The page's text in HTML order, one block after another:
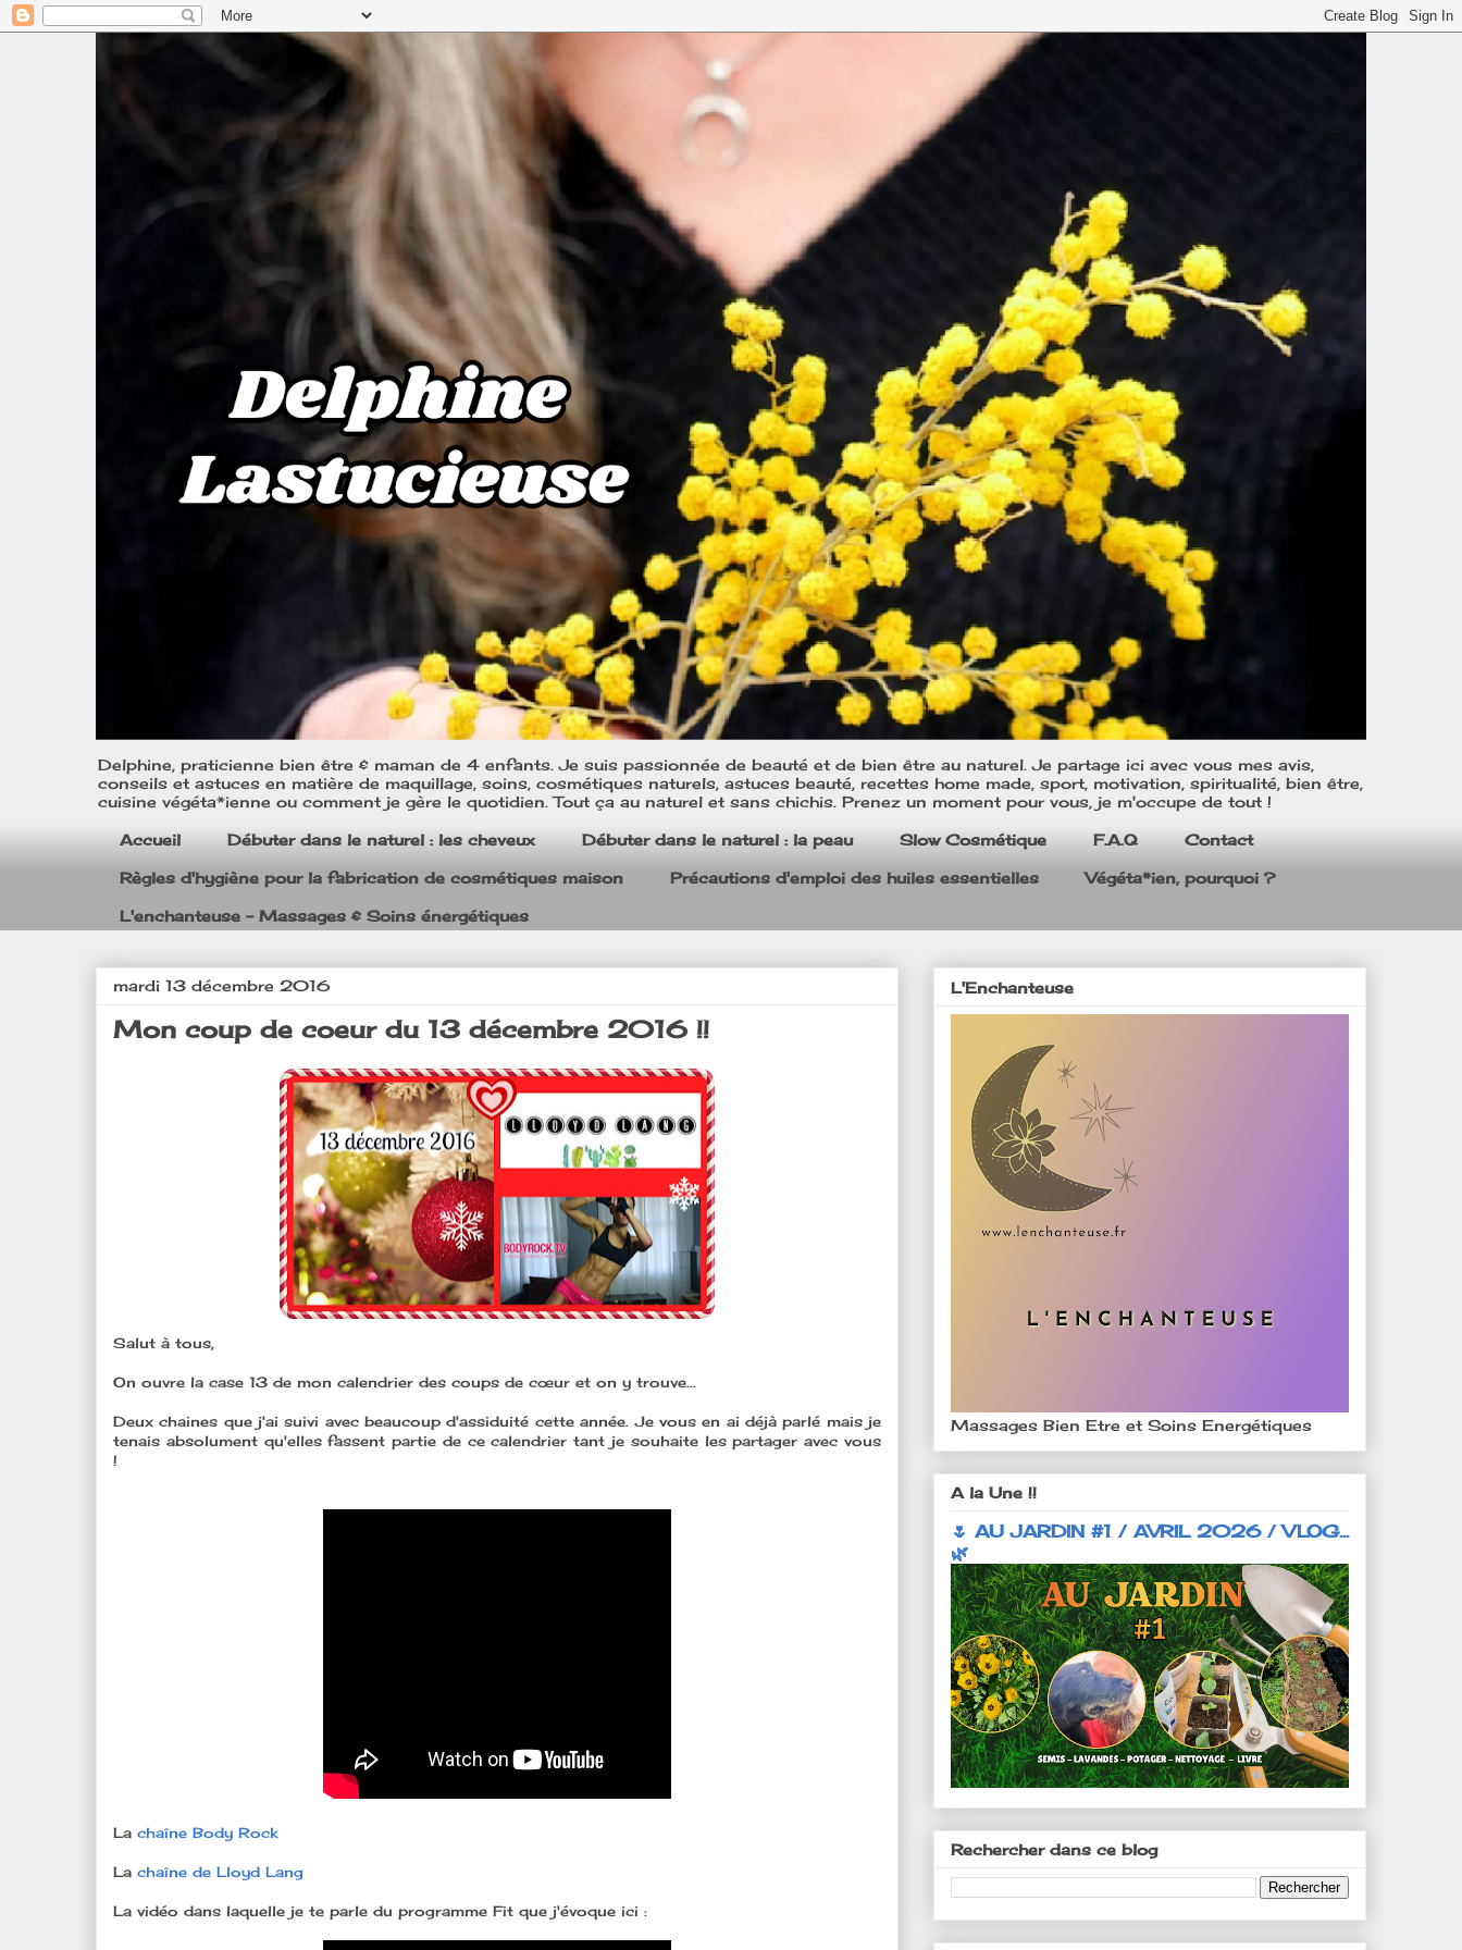
Delphine, praticienne bien être & maman de 4 enfants. Je suis passionnée de beauté et de bien être au naturel. Je partage ici avec vous mes avis,
conseils et astuces en matière de maquillage, soins, cosmétiques naturels, astuces beauté, recettes home made, sport, motivation, spiritualité, bien être,
cuisine végéta*ienne ou comment je gère le quotidien. Tout ça au naturel et sans chichis. Prenez un moment pour vous, je m'occupe de tout !
Accueil Débuter dans le naturel : les cheveux Débuter dans le naturel : la peau Slow Cosmétique F.A.Q Contact
Règles d'hygiène pour la fabrication de cosmétiques maison Précautions d'emploi des huiles essentielles Végéta*ien, pourquoi ?
L'enchanteuse - Massages & Soins énergétiques
mardi 13 décembre 2016
Mon coup de coeur du 13 décembre 2016 !!
Salut à tous,
On ouvre la case 13 de mon calendrier des coups de cœur et on y trouve...
Deux chaines que j'ai suivi avec beaucoup d'assiduité cette année. Je vous en ai déjà parlé mais je
tenais absolument qu'elles fassent partie de ce calendrier tant je souhaite les partager avec vous
!
La chaîne Body Rock
La chaîne de Lloyd Lang
La vidéo dans laquelle je te parle du programme Fit que j'évoque ici :
L'Enchanteuse
Massages Bien Etre et Soins Energétiques
A la Une !!
🌷 AU JARDIN #1 / AVRIL 2026 / VLOG...
🌿
Rechercher dans ce blog